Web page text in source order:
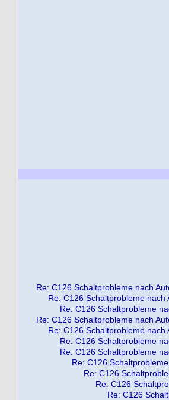
Re: C126 Schaltprobleme nach
Re: C126 Schaltprobleme nach
Re: C126 Schaltprobleme
Re: C126 Schaltprobleme nach
Re: C126 Schaltprobleme nach
Re: C126 Schaltprobleme
Re: C126 Schaltprobleme
Re: C126
Re: C126
Re: C126
Re: C126